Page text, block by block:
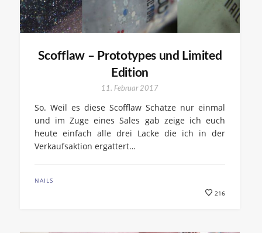
Scofflaw – Prototypes und Limited
Edition
11. Februar 2017
So. Weil es diese Scofflaw Schätze nur einmal
und im Zuge eines Sales gab zeige ich euch
heute einfach alle drei Lacke die ich in der
Verkaufsaktion ergattert…
NAILS
216